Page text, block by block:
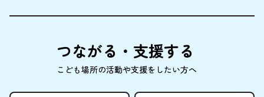
つながる・ 支援する
こども場所の活動や支援をしたい方へ